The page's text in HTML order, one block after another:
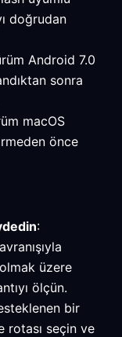
doğrudan
Android 7.0
sonra
macOS
önce
:
üzere
ölçün.
bir
rotası seçin ve